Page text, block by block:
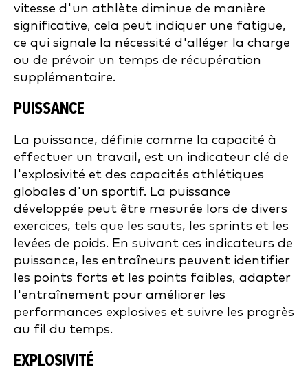
vitesse d'un athlète diminue de manière
significative, cela peut indiquer une fatigue,
ce qui signale la nécessité d'alléger la charge
ou de prévoir un temps de récupération
supplémentaire.
PUISSANCE
La puissance, définie comme la capacité à
effectuer un travail, est un indicateur clé de
l'explosivité et des capacités athlétiques
globales d'un sportif. La puissance
développée peut être mesurée lors de divers
exercices, tels que les sauts, les sprints et les
levées de poids. En suivant ces indicateurs de
puissance, les entraîneurs peuvent identifier
les points forts et les points faibles, adapter
l'entraînement pour améliorer les
performances explosives et suivre les progrès
au fil du temps.
EXPLOSIVITÉ